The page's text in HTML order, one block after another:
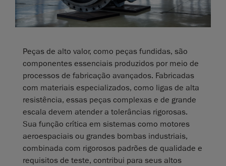
Peças de alto valor, como peças fundidas, são
componentes essenciais produzidos por meio de
processos de fabricação avançados. Fabricadas
com materiais especializados, como ligas de alta
resistência, essas peças complexas e de grande
escala devem atender a tolerâncias rigorosas.
Sua função crítica em sistemas como motores
aeroespaciais ou grandes bombas industriais,
combinada com rigorosos padrões de qualidade e
requisitos de teste, contribui para seus altos